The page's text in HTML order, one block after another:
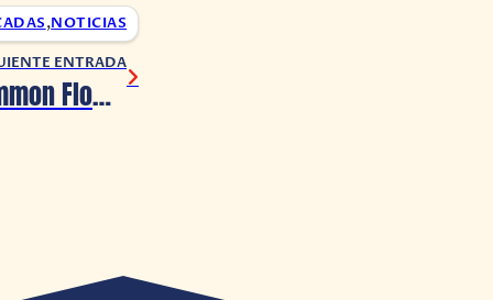
,NOTICIAS
ENTRADA
Antinomy of Common Flowers obtiene lanzamiento en PS4